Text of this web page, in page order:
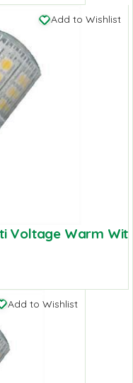
Add to Wishlist
Voltage Warm Wit
Add to Wishlist